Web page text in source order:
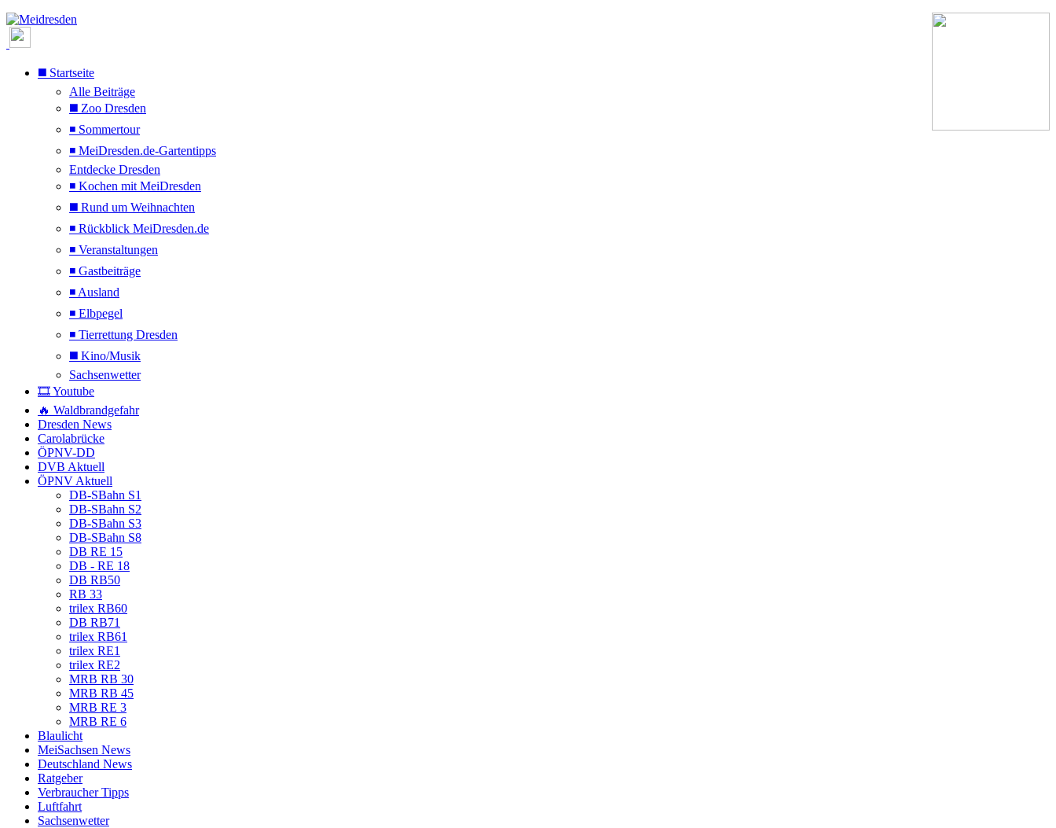
◼️ Startseite
Alle Beiträge
◼️ Zoo Dresden
◾ Sommertour
◾ MeiDresden.de-Gartentipps
Entdecke Dresden
◾ Kochen mit MeiDresden
◼️ Rund um Weihnachten
◾ Rückblick MeiDresden.de
◾ Veranstaltungen
◾ Gastbeiträge
◾ Ausland
◾ Elbpegel
◾ Tierrettung Dresden
◼️ Kino/Musik
Sachsenwetter
🎞️ Youtube
🔥 Waldbrandgefahr
Dresden News
Carolabrücke
ÖPNV-DD
DVB Aktuell
ÖPNV Aktuell
DB-SBahn S1
DB-SBahn S2
DB-SBahn S3
DB-SBahn S8
DB RE 15
DB - RE 18
DB RB50
RB 33
trilex RB60
DB RB71
trilex RB61
trilex RE1
trilex RE2
MRB RB 30
MRB RB 45
MRB RE 3
MRB RE 6
Blaulicht
MeiSachsen News
Deutschland News
Ratgeber
Verbraucher Tipps
Luftfahrt
Sachsenwetter